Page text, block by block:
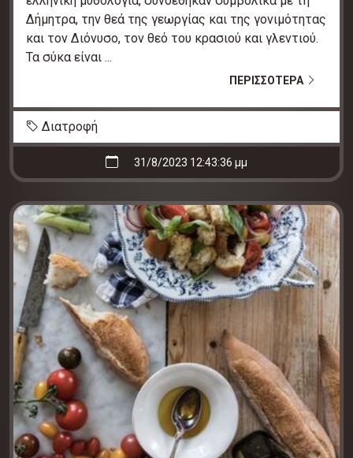
Δήμητρα, την θεά της γεωργίας και της γονιμότητας
και τον Διόνυσο, τον θεό του κρασιού και γλεντιού.
Τα σύκα είναι ...
ΠΕΡΙΣΣΟΤΕΡΑ
Διατροφή
31/8/2023 12:43:36 μμ